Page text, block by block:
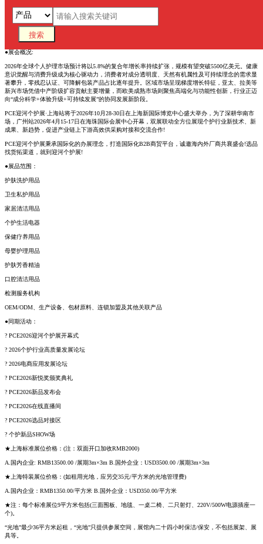
2026第八届上海国际个人护理博览会
地点：上海新国际博览中心
●展会概况:
2026年全球个人护理市场预计将以5.8%的复合年增长率持续扩张，规模有望突破5500亿美元。健康
意识觉醒与消费升级成为核心驱动力，消费者对成分透明度、天然有机属性及可持续理念的需求显
著攀升，零残忍认证、可降解包装产品占比逐年提升。区域市场呈现梯度增长特征，亚太、拉美等
新兴市场凭借中产阶级扩容贡献主要增量，而欧美成熟市场则聚焦高端化与功能性创新，行业正迈
向“成分科学+体验升级+可持续发展”的协同发展新阶段。
PCE迎河个护展·上海站将于2026年10月28-30日在上海新国际博览中心盛大举办，为了深耕华南市
场，广州站2026年4月15-17日在海珠国际会展中心开幕，双展联动全方位展现个护行业新技术、新
成果、新趋势，促进产业链上下游高效供采购对接和交流合作!
PCE迎河个护展秉承国际化的办展理念，打造国际化B2B商贸平台，诚邀海内外厂商共襄盛会!选品
找货拓渠道，就到迎河个护展!
●展品范围：
护肤洗护用品
卫生私护用品
家居清洁用品
个护生活电器
保健疗养用品
母婴护理用品
护肤芳香精油
口腔清洁用品
检测服务机构
OEM/ODM、生产设备、包材原料、连锁加盟及其他关联产品
●同期活动：
? PCE2026迎河个护展开幕式
? 2026个护行业高质量发展论坛
? 2026电商应用发展论坛
? PCE2026新悦奖颁奖典礼
? PCE2026新品发布会
? PCE2026在线直播间
? PCE2026选品对接区
? 个护新品SHOW场
★上海标准展位价格：(注：双面开口加收RMB2000)
A.国内企业: RMB13500.00 /展期3m×3m B.国外企业：USD3500.00 /展期3m×3m
★上海特装展位价格：(如租用光地，应另交35元/平方米的光地管理费)
A.国内企业：RMB1350.00/平方米 B.国外企业：USD350.00/平方米
★注：每个标准展位9平方米包括(三面围板、地毯、一桌二椅、二只射灯、220V/500W电源插座一
个)。
“光地”最少36平方米起租，“光地”只提供参展空间，展馆内二十四小时保洁/保安，不包括展架、展
具等。